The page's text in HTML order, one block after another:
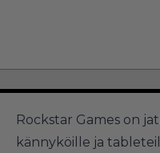
Rockstar Games on
kännyköille ja